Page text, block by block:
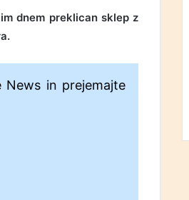
dnem preklican sklep z
News in prejemajte